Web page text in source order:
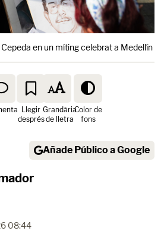
en un míting celebrat a Medellín
Llegir
després
Grandària
de lletra
Color de
fons
Añade Público a Google
08:44